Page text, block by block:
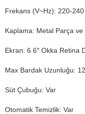
Frekans (V~Hz): 220-
Kaplama: Metal Parça ve
Ekran: 6.6″ Okka Retina
Max Bardak Uzunluğu:
Süt Çubuğu: Var
Otomatik Temizlik: Var